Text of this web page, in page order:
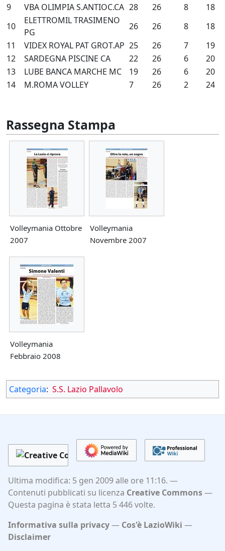
9
VBA OLIMPIA S.ANTIOC.CA 28 26 8
18
10
ELETTROMIL TRASIMENO
PG
26 26 8
18
11
VIDEX ROYAL PAT GROT.AP 25 26 7
19
12
SARDEGNA PISCINE CA 22 26 6
20
13
LUBE BANCA MARCHE MC 19 26 6
20
14
M.ROMA VOLLEY 7 26 2 24
Rassegna Stampa
Volleymania Ottobre
2007
Volleymania
Novembre 2007
Volleymania
Febbraio 2008
Categoria: S.S. Lazio Pallavolo
Ultima modifica: 5 gen 2009 alle ore 11:16.
Contenuti pubblicati su licenza Creative Commons
Questa pagina è stata letta 5 446 volte.
Informativa sulla privacy
Cos'è LazioWiki
Disclaimer